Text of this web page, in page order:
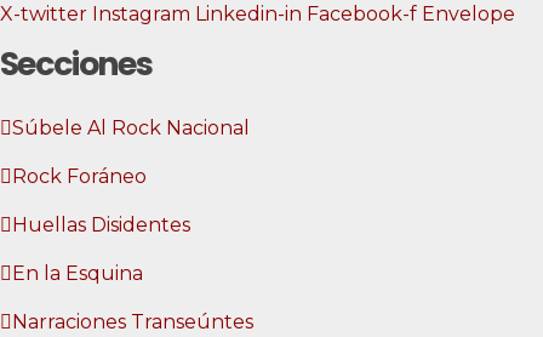
X-twitter Instagram Linkedin-in Facebook-f Envelope
Secciones
Súbele Al Rock Nacional
Rock Foráneo
Huellas Disidentes
En la Esquina
Narraciones Transeúntes